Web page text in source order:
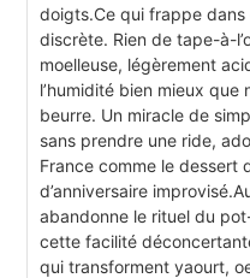
doigts.Ce qui frappe dans
discrète. Rien de tape-à-
moelleuse, légèrement
l’humidité bien mieux que
beurre. Un miracle de
sans prendre une ride,
France comme le dessert
d’anniversaire
abandonne le rituel du
cette facilité
qui transforment yaourt,